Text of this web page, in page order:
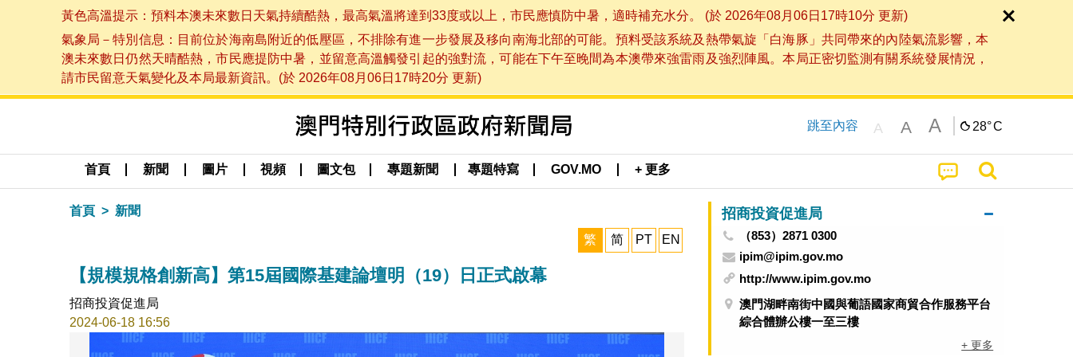
黃色高溫提示：預料本澳未來數日天氣持續酷熱，最高氣溫將達到33度或以上，市民應慎防中暑，適時補充水分。 (於 2026年08月06日17時10分 更新)
氣象局－特別信息：目前位於海南島附近的低壓區，不排除有進一步發展及移向南海北部的可能。預料受該系統及熱帶氣旋「白海豚」共同帶來的內陸氣流影響，本
澳未來數日仍然天晴酷熱，市民應提防中暑，並留意高溫觸發引起的強對流，可能在下午至晚間為本澳帶來強雷雨及強烈陣風。本局正密切監測有關系統發展情況，
請市民留意天氣變化及本局最新資訊。(於 2026年08月06日17時20分 更新)
跳至內容 A A A 28°C
首頁 新聞 圖片 視頻 圖文包 專題新聞 專題特寫 GOV.MO + 更多
首頁 新聞
繁 简 PT EN
【規模規格創新高】第15屆國際基建論壇明（19）日正式啟幕
招商投資促進局
2024-06-18 16:56
招商投資促進局
（853）2871 0300
ipim@ipim.gov.mo
http://www.ipim.gov.mo
澳門湖畔南街中國與葡語國家商貿合作服務平台
綜合體辦公樓一至三樓
+ 更多